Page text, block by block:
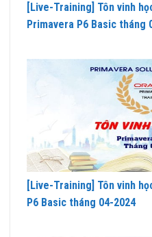
[Live-Training] Tôn vinh
Primavera P6 Basic tháng
[Live-Training] Tôn vinh
P6 Basic tháng 04-2024